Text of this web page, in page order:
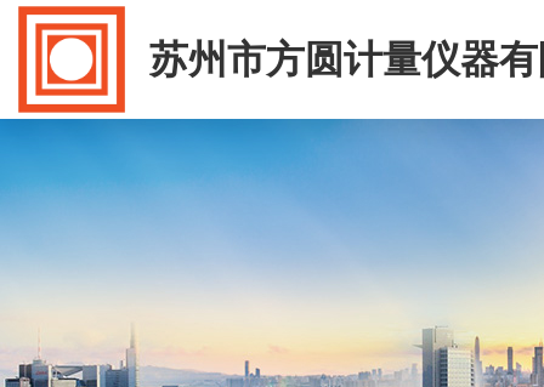
苏州市方圆计量仪器